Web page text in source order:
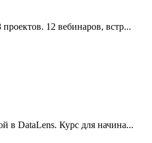
12 вебинаров, встр...
в DataLens. Курс для начина...